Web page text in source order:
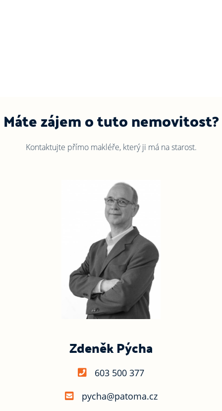
Máte zájem o tuto nemovitost?
Kontaktujte přímo makléře, který ji má na starost.
Zdeněk Pýcha
603 500 377
pycha@patoma.cz